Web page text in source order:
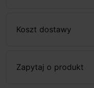
Koszt dostawy
Zapytaj o produkt